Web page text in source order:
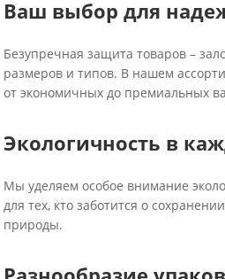
Ваш выбор для
Безупречная защита товаров –
размеров и типов. В нашем
от экономичных до премиальных
Экологичность в
Мы уделяем особое внимание
для тех, кто заботится о
природы.